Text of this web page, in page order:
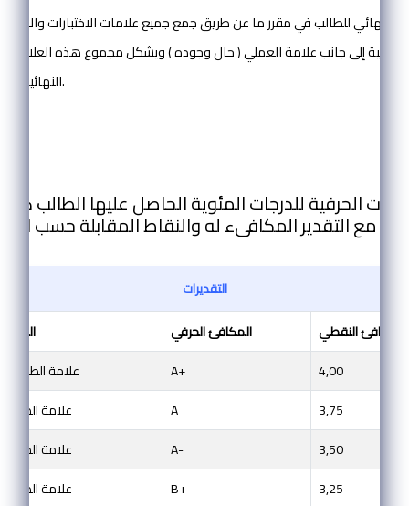
النهائي للطالب في مقرر ما عن طريق جمع جميع علامات الاختبارات
إلى جانب علامة العملي ( حال وجوده ) ويشكل مجموع هذه العلامات
النهائية للطالب في المقرر.
الحرفية للدرجات المئوية الحاصل عليها الطالب
مع التقدير المكافىء له والنقاط المقابلة حسب
التقديرات
المكافئ الحرفي
المكافئ النقطي
100 ˂ علامة الطالب ≥ 98
A+
4,00
98 ˂ علامة الطالب
A
3,75
95 ˂ علامة الطالب
A-
3,50
90 ˂ علامة الطالب
B+ 3,25